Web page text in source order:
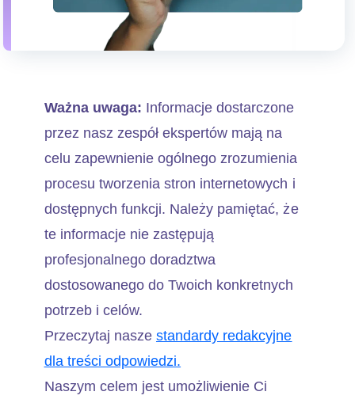
Ważna uwaga: Informacje dostarczone
przez nasz zespół ekspertów mają na
celu zapewnienie ogólnego zrozumienia
procesu tworzenia stron internetowych i
dostępnych funkcji. Należy pamiętać, że
te informacje nie zastępują
profesjonalnego doradztwa
dostosowanego do Twoich konkretnych
potrzeb i celów.
Przeczytaj nasze standardy redakcyjne
dla treści odpowiedzi.
Naszym celem jest umożliwienie Ci